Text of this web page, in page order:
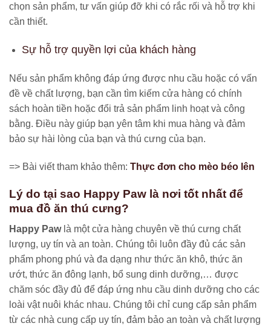
chọn sản phẩm, tư vấn giúp đỡ khi có rắc rối và hỗ trợ khi
cần thiết.
Sự hỗ trợ quyền lợi của khách hàng
Nếu sản phẩm không đáp ứng được nhu cầu hoặc có vấn
đề về chất lượng, bạn cần tìm kiếm cửa hàng có chính
sách hoàn tiền hoặc đổi trả sản phẩm linh hoạt và công
bằng. Điều này giúp bạn yên tâm khi mua hàng và đảm
bảo sự hài lòng của bạn và thú cưng của bạn.
=> Bài viết tham khảo thêm: Thực đơn cho mèo béo lên
Lý do tại sao Happy Paw là nơi tốt nhất để
mua đồ ăn thú cưng?
Happy Pawlà một cửa hàng chuyên về thú cưng chất
lượng, uy tín và an toàn. Chúng tôi luôn đầy đủ các sản
phẩm phong phú và đa dạng như thức ăn khô, thức ăn
ướt, thức ăn đông lạnh, bổ sung dinh dưỡng,… được
chăm sóc đầy đủ để đáp ứng nhu cầu dinh dưỡng cho các
loài vật nuôi khác nhau. Chúng tôi chỉ cung cấp sản phẩm
từ các nhà cung cấp uy tín, đảm bảo an toàn và chất lượng